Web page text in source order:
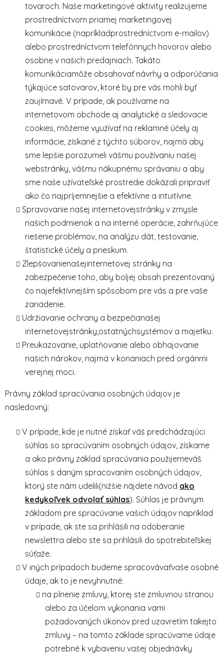
tovaroch. Naše marketingové aktivity realizujeme
prostredníctvom priamej marketingovej
komunikácie (napríkladprostredníctvom e-mailov)
alebo prostredníctvom telefónnych hovorov alebo
osobne v našich predajniach. Takáto
komunikáciamôže obsahovať návrhy a odporúčania
týkajúce satovarov, ktoré by pre vás mohli byť
zaujímavé. V prípade, ak používame na
internetovom obchode aj analytické a sledovacie
cookies, môžeme využívať na reklamné účely aj
informácie, získané z týchto súborov, najmä aby
sme lepšie porozumeli vášmu používaniu našej
webstránky, vášmu nákupnému správaniu a aby
sme naše užívateľské prostredie dokázali pripraviť
ako čo najpríjemnejšie a efektívne a intuitívne.
Spravovanie našej internetovejstránky v zmysle
našich podmienok a na interné operácie, zahrňujúce
riešenie problémov, na analýzu dát, testovanie,
štatistické účely a prieskum.
Zlepšovanienašejinternetovej stránky na
zabezpečenie toho, aby boljej obsah prezentovaný
čo najefektívnejším spôsobom pre vás a pre vaše
zariadenie.
Udržiavanie ochrany a bezpečianašej
internetovejstránky,ostatnýchsystémov a majetku.
Preukazovanie, uplatňovanie alebo obhajovanie
našich nárokov, najmä v konaniach pred orgánmi
verejnej moci.
Právny základ spracúvania osobných údajov je
nasledovný:
V prípade, kde je nutné získať váš predchádzajúci
súhlas so spracúvaním osobných údajov, získame
a ako právny základ spracúvania použijemeváš
súhlas s daným spracovaním osobných údajov,
ktorý ste nám udelili(nižšie nájdete návod ako
kedykoľvek odvolať súhlas). Súhlas je právnym
základom pre spracúvanie vašich údajov napríklad
v prípade, ak ste sa prihlásili na odoberanie
newslettra alebo ste sa prihlásili do spotrebiteľskej
súťaže.
V iných prípadoch budeme spracovávaťvaše osobné
údaje, ak to je nevyhnutné:
na plnenie zmluvy, ktorej ste zmluvnou stranou
alebo za účelom vykonania vami
požadovaných úkonov pred uzavretím takejto
zmluvy – na tomto základe spracúvame údaje
potrebné k vybaveniu vašej objednávky